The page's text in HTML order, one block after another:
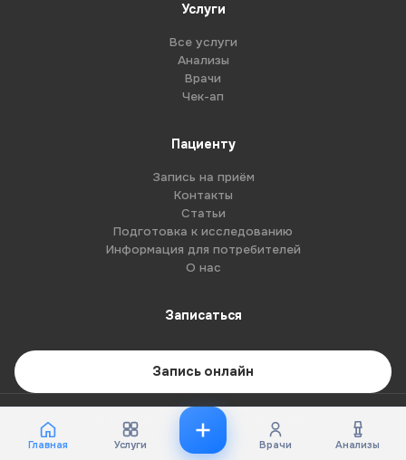
Услуги
Все услуги
Анализы
Врачи
Чек-ап
Пациенту
Запись на приём
Контакты
Статьи
Подготовка к исследованию
Информация для потребителей
О нас
Записаться
Запись онлайн
© 2026 G8-centre. Все права защищены.
Имеются противопоказания. Необходима консультация специалиста.
Главная Услуги Врачи Анализы